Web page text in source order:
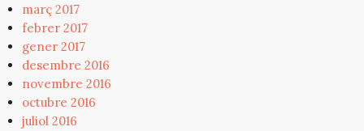
març 2017
febrer 2017
gener 2017
desembre 2016
novembre 2016
octubre 2016
juliol 2016